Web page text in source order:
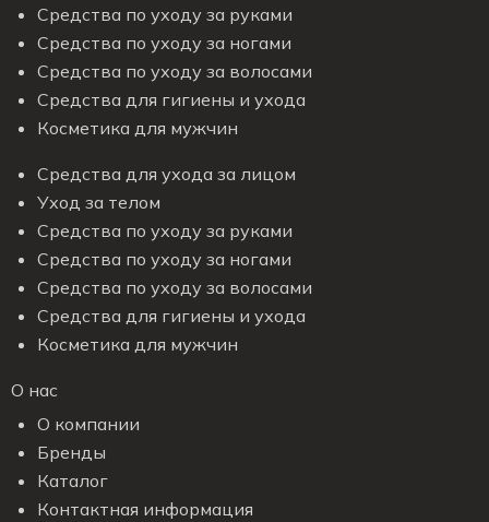
Средства по уходу за руками
Средства по уходу за ногами
Средства по уходу за волосами
Средства для гигиены и ухода
Косметика для мужчин
Средства для ухода за лицом
Уход за телом
Средства по уходу за руками
Средства по уходу за ногами
Средства по уходу за волосами
Средства для гигиены и ухода
Косметика для мужчин
О нас
О компании
Бренды
Каталог
Контактная информация